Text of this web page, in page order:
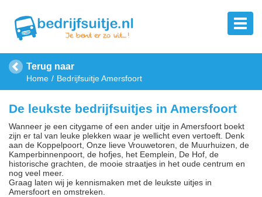
Terug naar
Home Bedrijfsuitje Amersfoort
De leukste bedrijfsuitjes in Amersfoort
Wanneer je een citygame of een ander uitje in Amersfoort boekt
zijn er tal van leuke plekken waar je wellicht even vertoeft. Denk
aan de Koppelpoort, Onze lieve Vrouwetoren, de Muurhuizen, de
Kamperbinnenpoort, de hofjes, het Eemplein, De Hof, de
historische grachten, de mooie straatjes in het oude centrum en
nog veel meer.
Graag laten wij je kennismaken met de leukste uitjes in
Amersfoort en omstreken.